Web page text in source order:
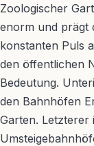
Zoologischer
enorm und prägt
konstanten Puls
den öffentlichen
Bedeutung.
den Bahnhöfen
Garten. Letzterer